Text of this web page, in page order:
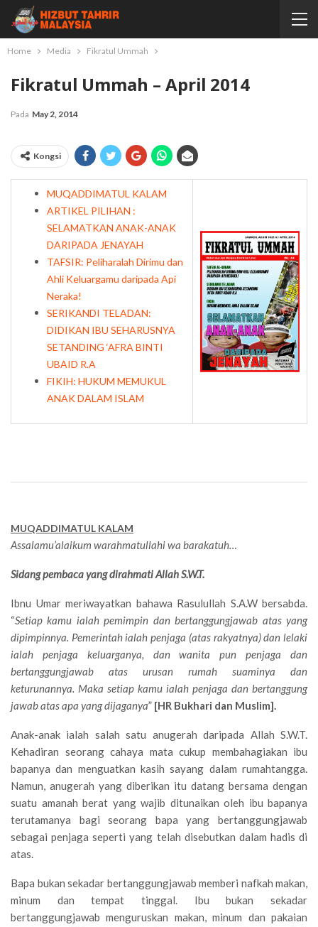
Home Media Fikratul Ummah
Fikratul Ummah – April 2014
Pada May 2, 2014
Kongsi
MUQADDIMATUL KALAM
ARTIKEL PILIHAN :
SELAMATKAN ANAK-ANAK
DARIPADA JENAYAH
TAFSIR: Peliharalah Dirimu dan
Ahli Keluargamu daripada Api
Neraka!
SERIKANDI TELADAN:
DIDIKAN IBU SEHARUSNYA
SETANDING ‘AFRA BINTI
UBAID R.A
FIKIH: HUKUM MEMUKUL
ANAK DALAM ISLAM
MUQADDIMATUL KALAM
Assalamu’alaikum warahmatullahi wa barakatuh…
Sidang pembaca yang dirahmati Allah S.W.T.
Ibnu Umar meriwayatkan bahawa Rasulullah S.A.W bersabda.
“Setiap kamu ialah pemimpin dan bertanggungjawab atas yang
dipimpinnya. Pemerintah ialah penjaga (atas rakyatnya) dan lelaki
ialah penjaga keluarganya, dan wanita pun penjaga dan
bertanggungjawab atas urusan rumah suaminya dan
keturunannya. Maka setiap kamu ialah penjaga dan bertanggung
jawab atas apa yang dijaganya” [HR Bukhari dan Muslim].
Anak-anak ialah salah satu anugerah daripada Allah S.W.T.
Kehadiran seorang cahaya mata cukup membahagiakan ibu
bapanya dan menguatkan kasih sayang dalam rumahtangga.
Namun, anugerah yang diberikan itu datang bersama dengan
suatu amanah berat yang wajib ditunaikan oleh ibu bapanya
terutamanya bagi seorang bapa yang bertanggungjawab
sebagai penjaga seperti yang telah disebutkan dalam hadis di
atas.
Bapa bukan sekadar bertanggungjawab memberi nafkah makan,
minum dan tempat tinggal. Ibu bukan sekadar
bertanggungjawab menguruskan makan, minum dan pakaian